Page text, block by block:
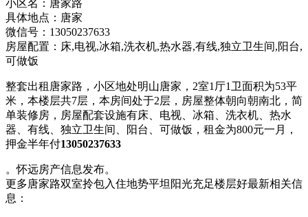
小区名： 唐家路
具体地点： 唐家
微信号： 13050237633
房屋配置： 床,电视,冰箱,洗衣机,热水器,有线,独立卫生间,阳台,
可做饭
整套出租唐家路，小区地处明山唐家，2室1厅1卫面积为53平
米，本楼层共7层，本房间处于2层，房屋整体朝向朝南北，简
单装修房，房屋配套设施有床、电视、冰箱、洗衣机、热水
器、有线、独立卫生间、阳台、可做饭，租金为800元一月，
押金半年付13050237633
。怀远房产信息发布。
更多唐家路双室拎包入住地势平坦阳光充足楼层好最新相关信
息：